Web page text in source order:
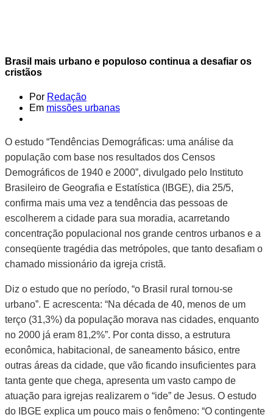
Brasil mais urbano e populoso continua a desafiar os
cristãos
Por Redação
Em missões urbanas
O estudo “Tendências Demográficas: uma análise da
população com base nos resultados dos Censos
Demográficos de 1940 e 2000”, divulgado pelo Instituto
Brasileiro de Geografia e Estatística (IBGE), dia 25/5,
confirma mais uma vez a tendência das pessoas de
escolherem a cidade para sua moradia, acarretando
concentração populacional nos grande centros urbanos e a
conseqüente tragédia das metrópoles, que tanto desafiam o
chamado missionário da igreja cristã.
Diz o estudo que no período, “o Brasil rural tornou-se
urbano”. E acrescenta: “Na década de 40, menos de um
terço (31,3%) da população morava nas cidades, enquanto
no 2000 já eram 81,2%”. Por conta disso, a estrutura
econômica, habitacional, de saneamento básico, entre
outras áreas da cidade, que vão ficando insuficientes para
tanta gente que chega, apresenta um vasto campo de
atuação para igrejas realizarem o “ide” de Jesus. O estudo
do IBGE explica um pouco mais o fenômeno: “O contingente